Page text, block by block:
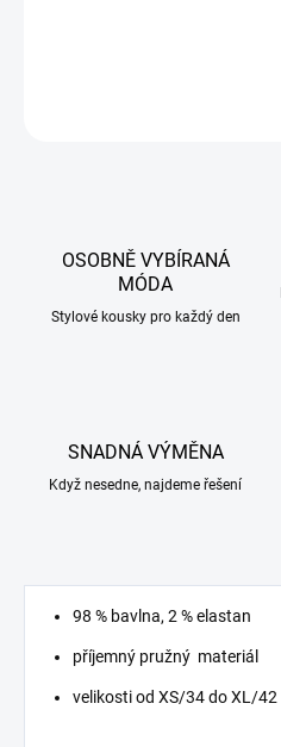
OSOBNĚ VYBÍRANÁ
MÓDA
Stylové kousky pro každý den
SNADNÁ VÝMĚNA
Když nesedne, najdeme řešení
98 % bavlna, 2 % elastan
příjemný pružný materiál
velikosti od XS/34 do XL/42